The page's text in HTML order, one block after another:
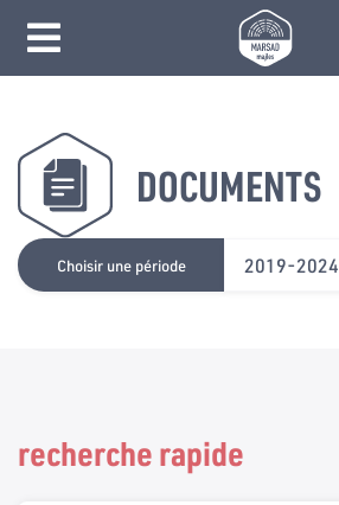
DOCUMENTS
Choisir une période 2019-2024
recherche rapide